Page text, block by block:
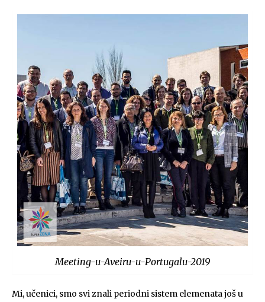
Meeting-u-Aveiru-u-Portugalu-2019
Mi, učenici, smo svi znali periodni sistem elemenata još u